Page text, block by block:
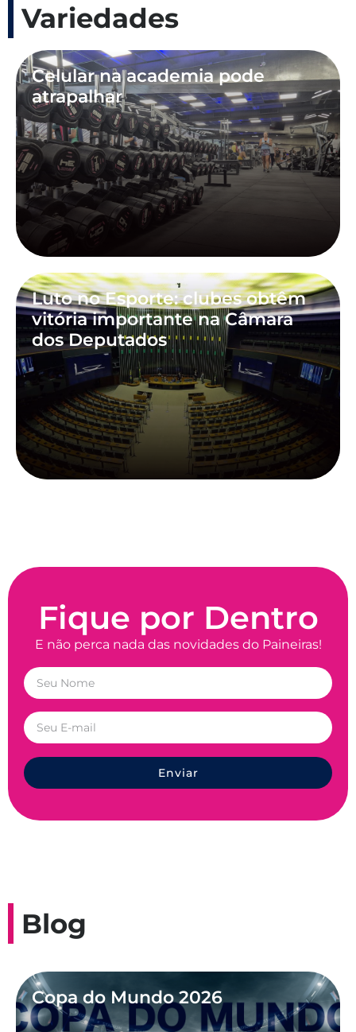
Variedades
Celular na academia pode
atrapalhar
Luto no Esporte: clubes obtêm
vitória importante na Câmara
dos Deputados
Fique por Dentro
E não perca nada das novidades do Paineiras!
Enviar
Blog
Copa do Mundo 2026